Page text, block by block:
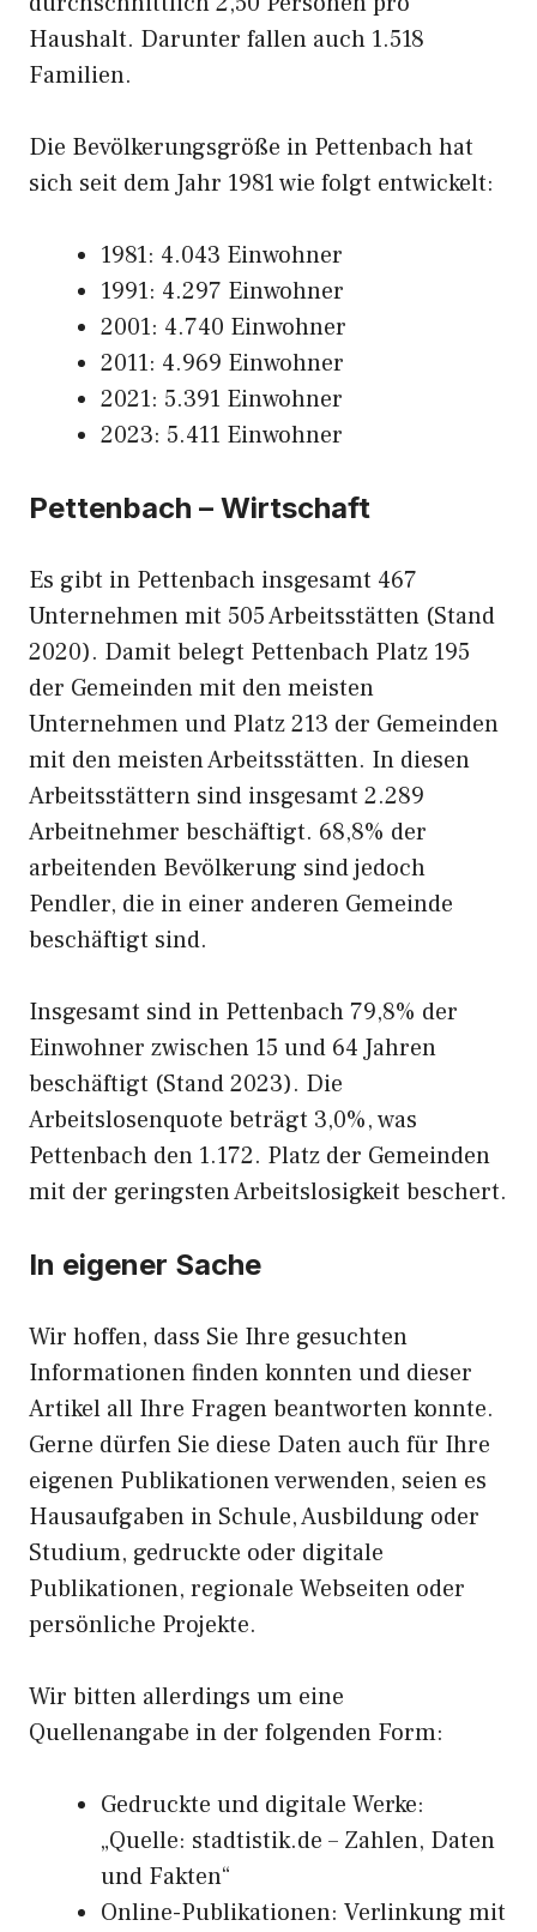
Haushalt. Darunter fallen auch 1.518
Familien.
Die Bevölkerungsgröße in Pettenbach hat
sich seit dem Jahr 1981 wie folgt entwickelt:
1981: 4.043 Einwohner
1991: 4.297 Einwohner
2001: 4.740 Einwohner
2011: 4.969 Einwohner
2021: 5.391 Einwohner
2023: 5.411 Einwohner
Pettenbach – Wirtschaft
Es gibt in Pettenbach insgesamt 467
Unternehmen mit 505 Arbeitsstätten (Stand
2020). Damit belegt Pettenbach Platz 195
der Gemeinden mit den meisten
Unternehmen und Platz 213 der Gemeinden
mit den meisten Arbeitsstätten. In diesen
Arbeitsstättern sind insgesamt 2.289
Arbeitnehmer beschäftigt. 68,8% der
arbeitenden Bevölkerung sind jedoch
Pendler, die in einer anderen Gemeinde
beschäftigt sind.
Insgesamt sind in Pettenbach 79,8% der
Einwohner zwischen 15 und 64 Jahren
beschäftigt (Stand 2023). Die
Arbeitslosenquote beträgt 3,0%, was
Pettenbach den 1.172. Platz der Gemeinden
mit der geringsten Arbeitslosigkeit beschert.
In eigener Sache
Wir hoffen, dass Sie Ihre gesuchten
Informationen finden konnten und dieser
Artikel all Ihre Fragen beantworten konnte.
Gerne dürfen Sie diese Daten auch für Ihre
eigenen Publikationen verwenden, seien es
Hausaufgaben in Schule, Ausbildung oder
Studium, gedruckte oder digitale
Publikationen, regionale Webseiten oder
persönliche Projekte.
Wir bitten allerdings um eine
Quellenangabe in der folgenden Form:
Gedruckte und digitale Werke:
„Quelle: stadtistik.de – Zahlen, Daten
und Fakten“
Online-Publikationen: Verlinkung mit